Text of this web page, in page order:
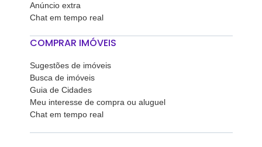
Anúncio extra
Chat em tempo real
COMPRAR IMÓVEIS
Sugestões de imóveis
Busca de imóveis
Guia de Cidades
Meu interesse de compra ou aluguel
Chat em tempo real